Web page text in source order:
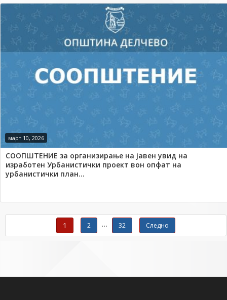
март 10, 2026
СООПШТЕНИЕ за организирање на јавен увид на
изработен Урбанистички проект вон опфат на
урбанистички план...
Навигација со објавувања
1 2 … 32 Следно